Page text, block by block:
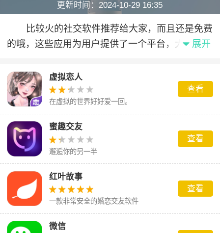
更新时间：2024-10-29 16:35
比较火的社交软件推荐给大家，而且还是免费
的哦，这些应用为用户提供了一个平台，大家能够
以通过文字、语音或视频聊天的方式实时沟通。用
户可以发布个人状态、心情、生活动态等信息，并
且可以附带图片或视频。同时还允许用户添加、管
理好友列表，并查看好友的最新动态。
展开
虚拟恋人
在虚拟的世界好好爱一回。
查看
蜜趣交友
邂逅你的另一半
查看
红叶故事
一款非常安全的婚恋交友软件
查看
微信